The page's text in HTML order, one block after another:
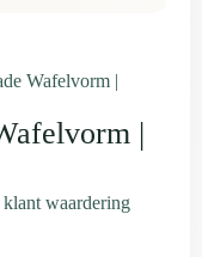
Wafelvorm |
|
klant waardering